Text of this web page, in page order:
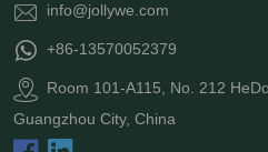
info@jollywe.com
+86-13570052379
Room 101-A115, No. 212
Guangzhou City, China